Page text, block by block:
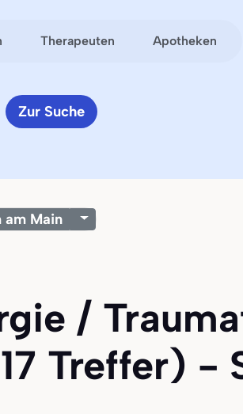
Therapeuten Apotheken
Zur Suche
am Main
/
Treffer) -